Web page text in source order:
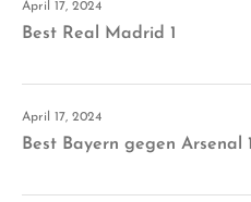
April 17, 2024
Best Real Madrid 1
April 17, 2024
Best Bayern gegen Arsenal 1